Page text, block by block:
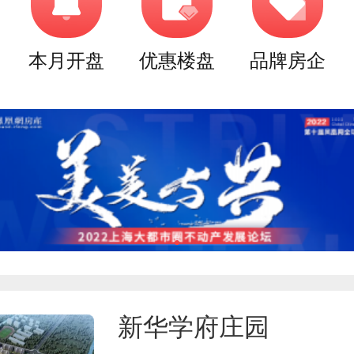
本月开盘 优惠楼盘 品牌房企
新华学府庄园